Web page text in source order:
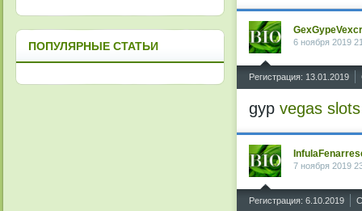
6 ноября 2019
Регистрация: 13.01.2019
gyp vegas
7 ноября 2019
Регистрация: 6.10.2019
ПОПУЛЯРНЫЕ СТАТЬИ